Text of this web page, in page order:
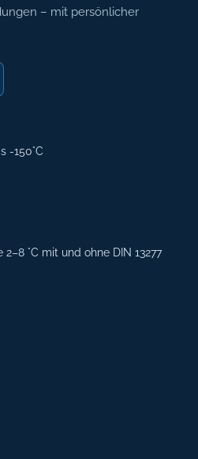
– mit persönlicher
-150°C
°C mit und ohne DIN 13277